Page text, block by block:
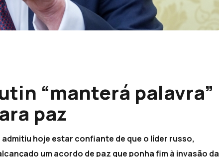
“manterá palavra”
paz
hoje estar confiante de que o líder russo,
um acordo de paz que ponha fim à invasão da